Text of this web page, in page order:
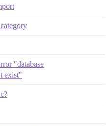
"database
exist"